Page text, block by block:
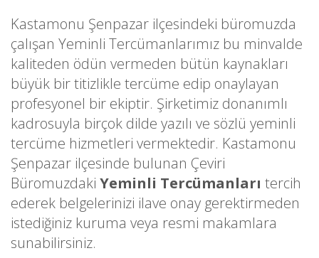
Kastamonu Şenpazar ilçesindeki büromuzda
çalışan Yeminli Tercümanlarımız bu minvalde
kaliteden ödün vermeden bütün kaynakları
büyük bir titizlikle tercüme edip onaylayan
profesyonel bir ekiptir. Şirketimiz donanımlı
kadrosuyla birçok dilde yazılı ve sözlü yeminli
tercüme hizmetleri vermektedir. Kastamonu
Şenpazar ilçesinde bulunan Çeviri
Büromuzdaki Yeminli Tercümanları tercih
ederek belgelerinizi ilave onay gerektirmeden
istediğiniz kuruma veya resmi makamlara
sunabilirsiniz.